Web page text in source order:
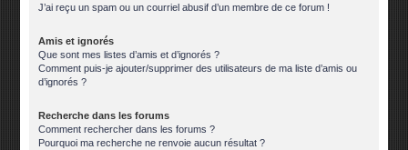
J’ai reçu un spam ou un courriel abusif d’un membre de ce forum !
Amis et ignorés
Que sont mes listes d’amis et d’ignorés ?
Comment puis-je ajouter/supprimer des utilisateurs de ma liste d’amis ou
d’ignorés ?
Recherche dans les forums
Comment rechercher dans les forums ?
Pourquoi ma recherche ne renvoie aucun résultat ?